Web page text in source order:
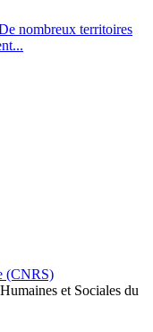
nombreux territoires
et Sociales du